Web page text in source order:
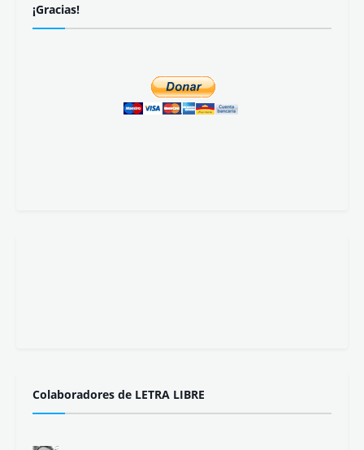
¡Gracias!
Colaboradores de LETRA LIBRE